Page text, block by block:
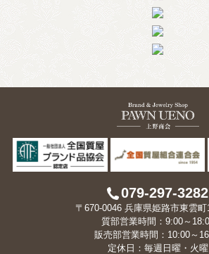
079-297-3282
〒670-0046 兵庫県姫路市東雲町
質部営業時間：9:00～
販売部営業時間：10:00～
定休日：毎週日曜・火曜